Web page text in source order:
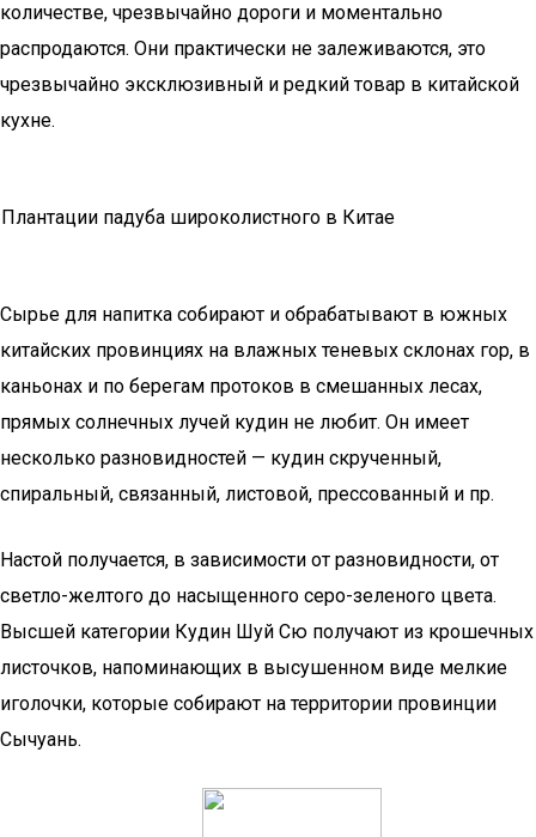
количестве, чрезвычайно дороги и моментально
распродаются. Они практически не залеживаются, это
чрезвычайно эксклюзивный и редкий товар в китайской
кухне.
Плантации падуба широколистного в Китае
Сырье для напитка собирают и обрабатывают в южных
китайских провинциях на влажных теневых склонах гор, в
каньонах и по берегам протоков в смешанных лесах,
прямых солнечных лучей кудин не любит. Он имеет
несколько разновидностей — кудин скрученный,
спиральный, связанный, листовой, прессованный и пр.
Настой получается, в зависимости от разновидности, от
светло-желтого до насыщенного серо-зеленого цвета.
Высшей категории Кудин Шуй Сю получают из крошечных
листочков, напоминающих в высушенном виде мелкие
иголочки, которые собирают на территории провинции
Сычуань.